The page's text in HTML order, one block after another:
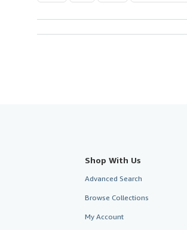
Shop With Us
Advanced Search
Browse Collections
My Account